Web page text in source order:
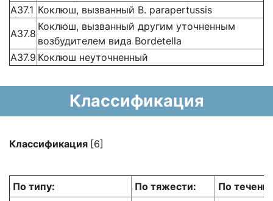
А37.1 Коклюш, вызванный B. parapertussis
А37.8
Коклюш, вызванный другим уточненным
возбудителем вида Bordetella
А37.9 Коклюш неуточненный
Классификация
Классификация [6]
По типу: По тяжести: По